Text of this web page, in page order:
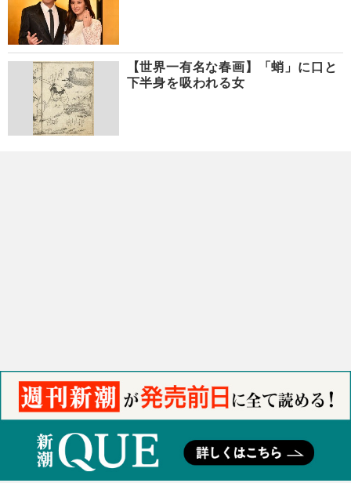
【世界一有名な春画】「蛸」に口と
下半身を吸われる女